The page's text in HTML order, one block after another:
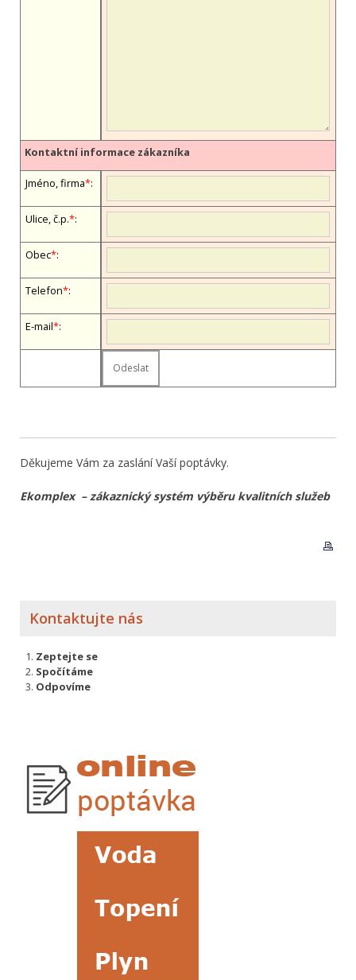
Kontaktní informace zákazníka
Jméno, firma*:
Ulice, č.p.*:
Obec*:
Telefon*:
E-mail*:
Děkujeme Vám za zaslání Vaší poptávky.
Ekomplex – zákaznický systém výběru kvalitních služeb
Kontaktujte nás
Zeptejte se
Spočítáme
Odpovíme